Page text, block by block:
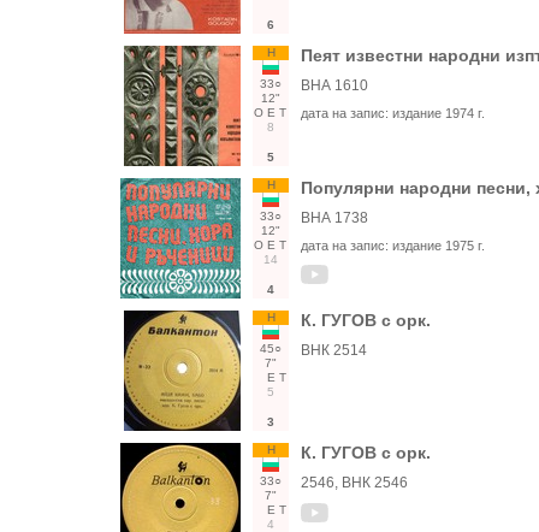
6
Н
33○
12"
О Е Т
8
5
Пеят известни народни
ВНА 1610
дата на запис: издание 1974 г.
Н
33○
12"
О Е Т
14
4
Популярни народни песни,
ВНА 1738
дата на запис: издание 1975 г.
Н
45○
7"
Е Т
5
3
К. ГУГОВ с орк.
ВНК 2514
Н
33○
7"
Е Т
4
К. ГУГОВ с орк.
2546, ВНК 2546